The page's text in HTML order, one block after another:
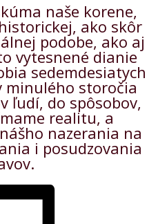
naše korene,
ako skôr
podobe, ako aj
vytesnené dianie
sedemdesiatych
minulého storočia
ľudí, do spôsobov,
realitu, a
nazerania na
i posudzovania